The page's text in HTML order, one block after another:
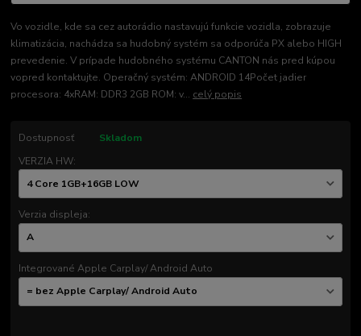
Vo vozidle, kde sa cez autorádio nastavujú funkcie vozidla, zobrazuje
klimatizácia, nachádza sa hudobný systém sa odporúča PX alebo HIGH
prevedenie. V prípade hudobného systému CANTON nás pred kúpou
vopred kontaktujte. Operačný systém: ANDROID 14Počet jadier
procesora: 4xRAM: DDR3 2GB ROM: v... celý popis
Dostupnosť
Skladom
VERZIA HW:
Verzia displeja:
Integrované Apple Carplay/ Android Auto